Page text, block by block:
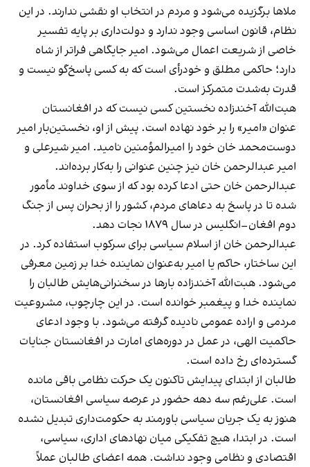
ملاها برگزیده می‌شود و مردم در انتخاب او نقشی ندارند. در این
نظام، قانون اساسی وجود ندارد و دولت‌داری بر پایه تفسیر
خاصی از شریعت اعمال می‌شود. امیر جایگاهی فراتر از شاه
دارد؛ حاکمی مطلق و خودرأی است که به کسی پاسخ‌گو نیست و
قدرت به‌شدت متمرکز است.
هبت‌الله آخندزاده نخستین کسی نیست که در افغانستان
عنوان «امیر» را بر خود نهاده است. پیش از او، نخستین‌بار امیر
دوست‌محمد خان خود را امیرالمؤمنین نامید. امیر شیرعلی و
امیر عبدالرحمن خان نیز چنین عنوانی را به‌کار برده‌اند.
عبدالرحمن خان حتی ادعا کرده بود که از سوی خداوند مأمور
شده تا در پاسخ به دعاهای مردم، کشور را از بحران پس از جنگ
دوم افغان–انگلیس در سال ۱۸۷۹ نجات دهد.
عبدالرحمن خان از اسلام سیاسی برای سرکوب استفاده کرد. در
این ساختار، حاکم یا امیر به‌عنوان نماینده خدا بر زمین معرفی
می‌شود. هبت‌الله آخندزاده بارها در سخنرانی‌هایش طالبان را
نماینده خدا و پیغمبر خوانده است. در این چارچوب، مشروعیت
مردمی و اراده عمومی نادیده گرفته می‌شود. با وجود ادعای
حاکمیت الهی، در عمل در دوره‌های امارت در افغانستان جنایات
گسترده‌ای رخ داده است.
طالبان از ابتدای پیدایش تاکنون یک حرکت نظامی باقی مانده
است. علی‌رغم سه دهه حضور در عرصه سیاسی افغانستان،
هنوز به یک جریان سیاسی باورمند به حکومت‌داری تبدیل نشده
است. در ابتدا، هیچ تفکیکی میان نهادهای اداری، سیاسی،
اقتصادی و نظامی وجود نداشت. همه اعضای طالبان عملاً